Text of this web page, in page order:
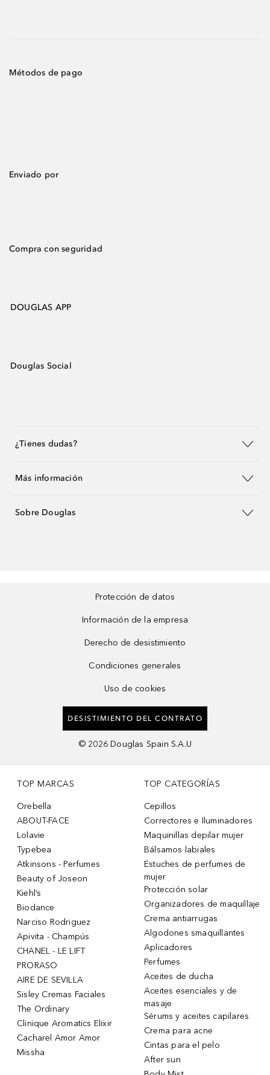
Métodos de pago
Enviado por
Compra con seguridad
DOUGLAS APP
Douglas Social
¿Tienes dudas?
Más información
Sobre Douglas
Protección de datos
Información de la empresa
Derecho de desistimiento
Condiciones generales
Uso de cookies
DESISTIMIENTO DEL CONTRATO
© 2026 Douglas Spain S.A.U
TOP MARCAS
Orebella
ABOUT-FACE
Lolavie
Typebea
Atkinsons - Perfumes
Beauty of Joseon
Kiehl’s
Biodance
Narciso Rodriguez
Apivita - Champús
CHANEL - LE LIFT
PRORASO
AIRE DE SEVILLA
Sisley Cremas Faciales
The Ordinary
Clinique Aromatics Elixir
Cacharel Amor Amor
Missha
TOP CATEGORÍAS
Cepillos
Correctores e Iluminadores
Maquinillas depilar mujer
Bálsamos labiales
Estuches de perfumes de
mujer
Protección solar
Organizadores de maquillaje
Crema antiarrugas
Algodones smaquillantes
Aplicadores
Perfumes
Aceites de ducha
Aceites esenciales y de
masaje
Sérums y aceites capilares
Crema para acne
Cintas para el pelo
After sun